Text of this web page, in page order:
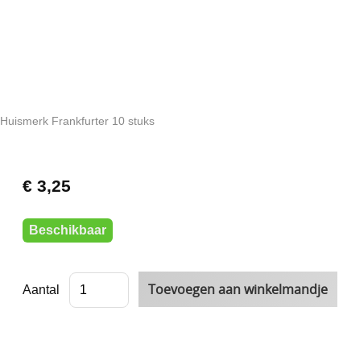
Huismerk Frankfurter 10 stuks
€ 3,25
Beschikbaar
Aantal